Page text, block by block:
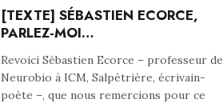
[TEXTE] SÉBASTIEN ECORCE,
PARLEZ-MOI…
Revoici Sébastien Ecorce – professeur de
Neurobio à ICM, Salpètrière, écrivain-
poète –, que nous remercions pour ce